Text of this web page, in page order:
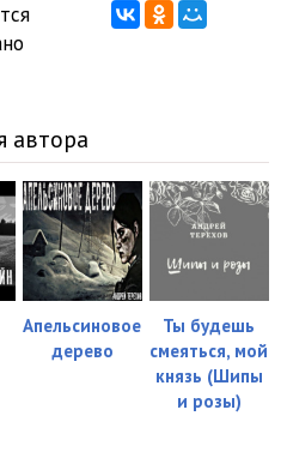
автора
Апельсиновое
дерево
Ты будешь
смеяться, мой
князь (Шипы
и розы)